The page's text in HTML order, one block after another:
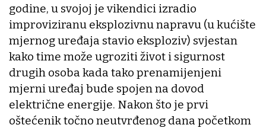
godine, u svojoj je vikendici izradio
improviziranu eksplozivnu napravu (u kućište
mjernog uređaja stavio eksploziv) svjestan
kako time može ugroziti život i sigurnost
drugih osoba kada tako prenamijenjeni
mjerni uređaj bude spojen na dovod
električne energije. Nakon što je prvi
oštećenik točno neutvrđenog dana početkom